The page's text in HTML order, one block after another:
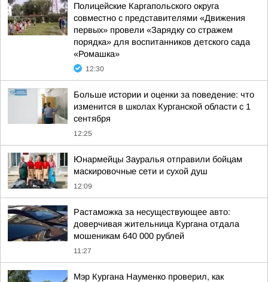
Полицейские Каргапольского округа
совместно с представителями «Движения
первых» провели «Зарядку со стражем
порядка» для воспитанников детского сада
«Ромашка»
12:30
Больше истории и оценки за поведение: что
изменится в школах Курганской области с 1
сентября
12:25
Юнармейцы Зауралья отправили бойцам
маскировочные сети и сухой душ
12:09
Растаможка за несуществующее авто:
доверчивая жительница Кургана отдала
мошеникам 640 000 рублей
11:27
Мэр Кургана Науменко проверил, как